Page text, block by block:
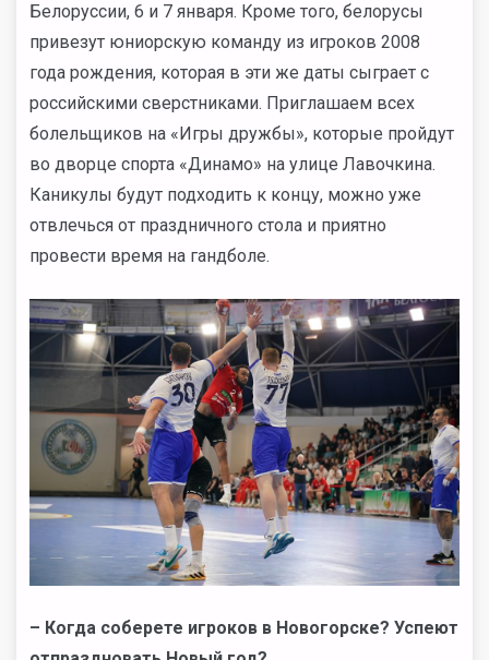
Белоруссии, 6 и 7 января. Кроме того, белорусы
привезут юниорскую команду из игроков 2008
года рождения, которая в эти же даты сыграет с
российскими сверстниками. Приглашаем всех
болельщиков на «Игры дружбы», которые пройдут
во дворце спорта «Динамо» на улице Лавочкина.
Каникулы будут подходить к концу, можно уже
отвлечься от праздничного стола и приятно
провести время на гандболе.
– Когда соберете игроков в Новогорске? Успеют